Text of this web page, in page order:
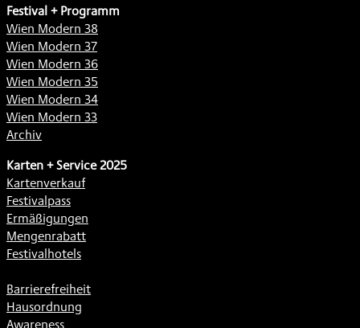
Festival + Programm
Wien Modern 38
Wien Modern 37
Wien Modern 36
Wien Modern 35
Wien Modern 34
Wien Modern 33
Archiv
Karten + Service 2025
Kartenverkauf
Festivalpass
Ermäßigungen
Mengenrabatt
Festivalhotels
Barrierefreiheit
Hausordnung
Awareness